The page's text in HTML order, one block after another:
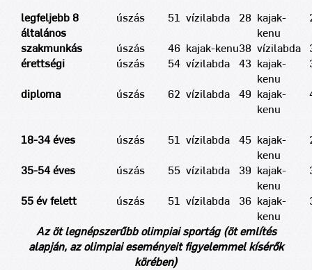
legfeljebb 8
általános
úszás 51 vízilabda 28
kajak-
kenu
szakmunkás úszás 46 kajak-kenu38 vízilabda
érettségi
úszás 54 vízilabda 43
kajak-
kenu
diploma úszás 62 vízilabda 49
kajak-
kenu
18-34 éves úszás 51 vízilabda 45
kajak-
kenu
35-54 éves úszás 55 vízilabda 39
kajak-
kenu
55 év felett úszás 51 vízilabda 36
kajak-
kenu
Az öt legnépszerűbb olimpiai sportág (öt említés
alapján, az olimpiai eseményeit figyelemmel kísérők
körében)